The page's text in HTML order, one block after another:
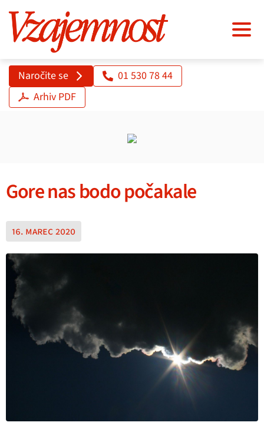
Naročite se
01 530 78 44
Arhiv PDF
Gore nas bodo počakale
16. marec 2020